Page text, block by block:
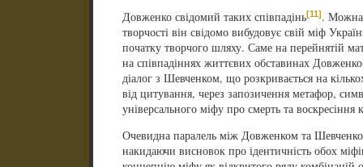
Довженко свідомий таких співпадінь[11]. Можна
творчості він свідомо вибудовує свій міф
початку творчого шляху. Саме на перейнятій
на співпадіннях життєвих обставинах Довженко
діалог з Шевченком, що розкривається на
від цитування, через запозичення метафор,
універсального міфу про смерть та воскресіння
Очевидна паралель між Довженком та
накидаючи висновок про ідентичність обох